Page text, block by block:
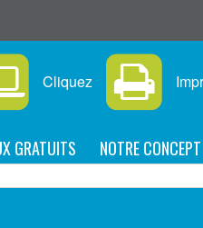
Cliquez
GRATUITS NOTRE CONCEPT